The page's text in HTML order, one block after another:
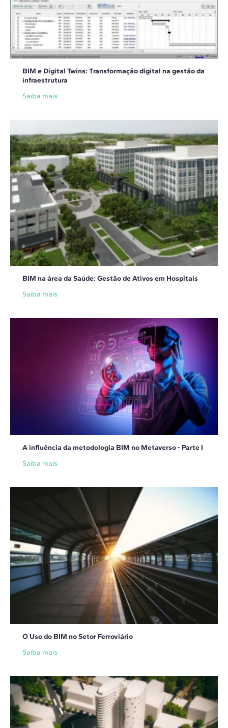
BIM e Digital Twins: Transformação digital na gestão da
infraestrutura
Saiba mais
BIM na área da Saúde: Gestão de Ativos em Hospitais
Saiba mais
A influência da metodologia BIM no Metaverso - Parte I
Saiba mais
O Uso do BIM no Setor Ferroviário
Saiba mais